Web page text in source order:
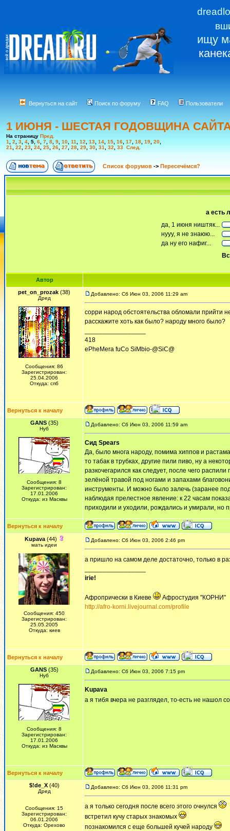
ищу
Вернуться на сайт Поиск по форуму FAQ Пользователи
1 ИЮНЯ - ШЕСТАЯ ГОДОВЩИНА
На страницу Пред.
1
2 3 4 5 6 7 8 9 10 11 12 13 14 15 16 17 18 19 20
21
22 23 24 25 26 27 28 29 30 31 32 33 След.
Список форумов -> Пересечёмся?
а есть
да, 1 июня ништяк...
нууу, я не знаюю...
да ну его нафиг...
Автор
pet_on_prozak (38)
Дред
Сообщения: 86
Зарегистрирован:
25.04.2006
Откуда: спб
Добавлено: Сб Июн 03, 2006 11:29 am
сорри народ обстоятельства обломали прийти
расскажите хоть как было? народу много было?
418
ePheMera fuCo SiMbio-@SiC@
Вернуться к началу
GANS(35)
Нуб
Сообщения: 8
Зарегистрирован:
17.01.2006
Откуда: из Масквы
Добавлено: Сб Июн 03, 2006 11:59 am
Сид Spears
Да, было многа народу, помима хиппов и
то табак в трубках, другие пили пиво, ну а
разкочегарился как следует, после чего
зелёной травой под ногами и запахами
инструменты. И можно было залечь (заранее
наблюдая прелестное явление: к 22 часам
приходили и уходили, рождались и умирали, но
Вернуться к началу
Kupava(44)
мать идеи
Сообщения: 450
Зарегистрирован:
25.05.2005
Откуда: киев
Добавлено: Сб Июн 03, 2006 2:46 pm
а пришло на самом деле достаточно, только в
irie!
Афропрически в Киеве
Афростудия "КОРНИ"
http://afro-korni.livejournal.com/profile
Вернуться к началу
GANS(35)
Нуб
Сообщения: 8
Зарегистрирован:
17.01.2006
Откуда: из Масквы
Добавлено: Сб Июн 03, 2006 7:15 pm
Kupava
а я тибя вчера не разглядел, то-есть не нашол
Вернуться к началу
$!de_X(40)
Дред
Сообщения: 15
Зарегистрирован:
06.01.2006
Откуда: Орехово
Добавлено: Сб Июн 03, 2006 11:31 pm
а я только сегодня после всего этого очнулся
встретил кучу старых знакомых
познакомился с еще большей кучей народу